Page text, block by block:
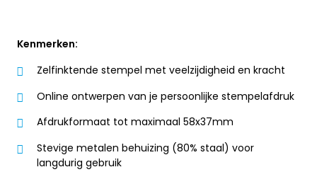
Kenmerken:
Zelfinktende stempel met veelzijdigheid en kracht
Online ontwerpen van je persoonlijke stempelafdruk
Afdrukformaat tot maximaal 58x37mm
Stevige metalen behuizing (80% staal) voor
langdurig gebruik